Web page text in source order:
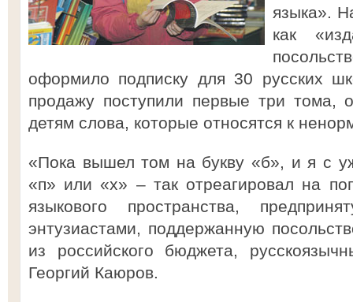
языка».
как
оформило подписку для 30 русских
продажу поступили первые три тома,
детям слова, которые относятся к
«Пока вышел том на букву «б», и я с
«п» или «х» – так отреагировал на
языкового пространства,
энтузиастами, поддержанную
из российского бюджета,
Георгий Каюров.